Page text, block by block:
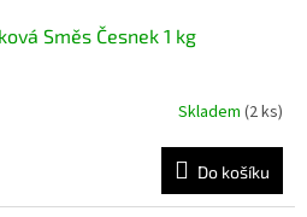
Směs Česnek 1 kg
Skladem (2 ks)
Do košíku